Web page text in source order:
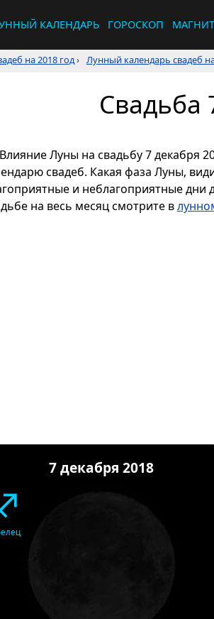
КАЛЕНДАРЬ ГОРОСКОП
на 2018 год› Лунный календарь свадеб
Свадьба
Влияние Луны на свадьбу 7 декабря
свадеб. Какая фаза Луны,
и неблагоприятные дни
на весь месяц смотрите в
7 декабря 2018